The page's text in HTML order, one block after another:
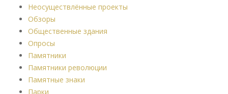
Неосуществлённые проекты
Обзоры
Общественные здания
Опросы
Памятники
Памятники революции
Памятные знаки
Парки